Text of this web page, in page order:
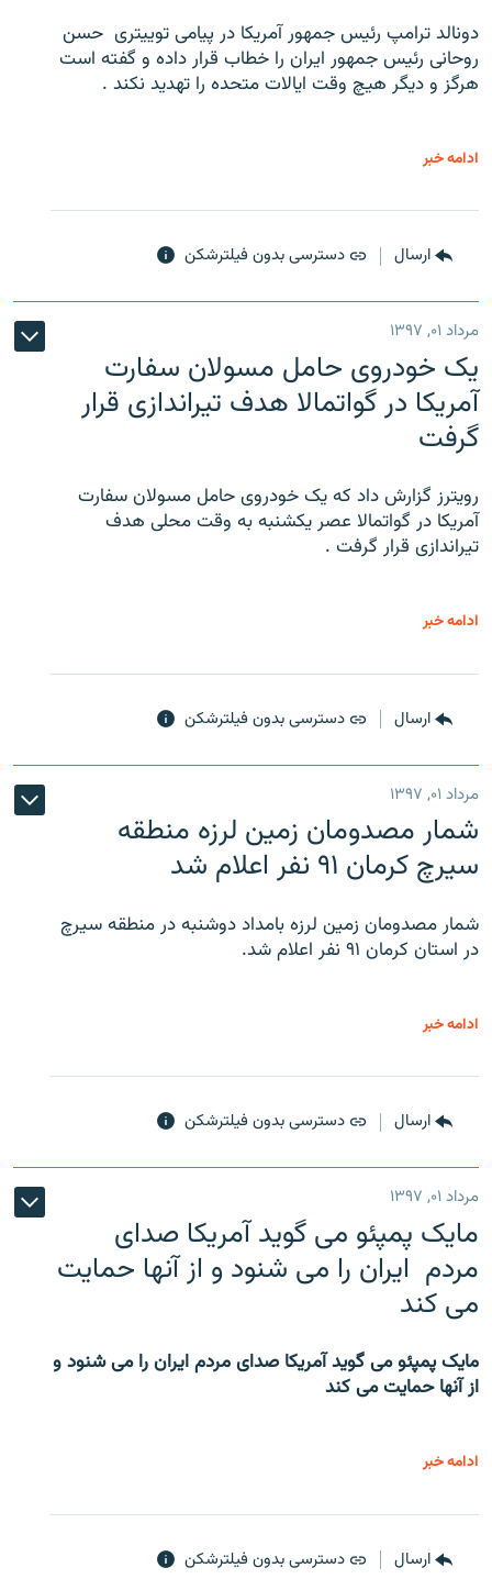
دونالد ترامپ رئیس جمهور آمریکا در پیامی توییتری ‌ حسن
روحانی رئیس جمهور ایران را خطاب قرار داده و گفته است
هرگز و دیگر هیچ وقت ایالات متحده را تهدید نکند .
ادامه خبر
ارسال دسترسی بدون فیلترشکن
مرداد ۰۱, ۱۳۹۷
یک خودروی حامل مسولان سفارت
آمریکا در گواتمالا هدف تیراندازی قرار
گرفت
رویترز گزارش داد که یک خودروی حامل مسولان سفارت
آمریکا در گواتمالا عصر یکشنبه به وقت محلی هدف
تیراندازی قرار گرفت .
ادامه خبر
ارسال دسترسی بدون فیلترشکن
مرداد ۰۱, ۱۳۹۷
شمار مصدومان زمین لرزه منطقه
سیرچ کرمان ۹۱ نفر اعلام شد
شمار مصدومان زمین لرزه بامداد دوشنبه در منطقه سیرچ
در استان کرمان ۹۱ نفر اعلام شد.
ادامه خبر
ارسال دسترسی بدون فیلترشکن
مرداد ۰۱, ۱۳۹۷
مایک پمپئو می گوید آمریکا صدای
مردم ایران را می شنود و از آنها حمایت
می کند
مایک پمپئو می گوید آمریکا صدای مردم ایران را می شنود و
از آنها حمایت می کند
ادامه خبر
ارسال دسترسی بدون فیلترشکن